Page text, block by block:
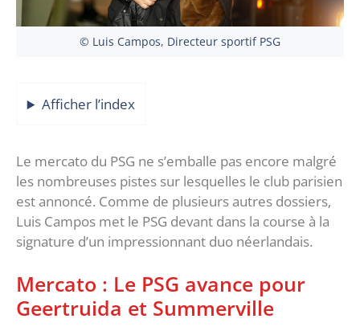
© Luis Campos, Directeur sportif PSG
Afficher l’index
Le mercato du PSG ne s’emballe pas encore malgré
les nombreuses pistes sur lesquelles le club parisien
est annoncé. Comme de plusieurs autres dossiers,
Luis Campos met le PSG devant dans la course à la
signature d’un impressionnant duo néerlandais.
Mercato : Le PSG avance pour
Geertruida et Summerville